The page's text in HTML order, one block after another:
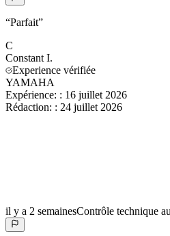
“Parfait”
C
Constant I.
Experience vérifiée
YAMAHA
Expérience: : 16 juillet 2026
Rédaction: : 24 juillet 2026
il y a 2 semainesContrôle technique